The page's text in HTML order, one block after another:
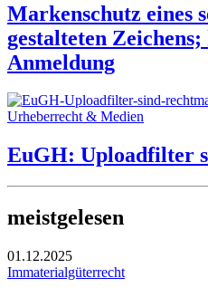
Markenschutz eines
gestalteten
Anmeldung
Urheberrecht & Medien
EuGH: Uploadfilter
meistgelesen
01.12.2025
Immaterialgüterrecht